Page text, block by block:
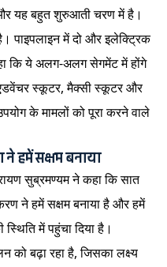
यह बहुत शुरुआती चरण में है।
पाइपलाइन में दो और इलेक्ट्रिक
कि ये अलग-अलग सेगमेंट में होंगे
एडवेंचर स्कूटर, मैक्सी स्कूटर और
के मामलों को पूरा करने वाले
ने हमें सक्षम बनाया
सुब्रमण्यम ने कहा कि सात
ने हमें सक्षम बनाया है और हमें
स्थिति में पहुंचा दिया है।
को बढ़ा रहा है, जिसका लक्ष्य